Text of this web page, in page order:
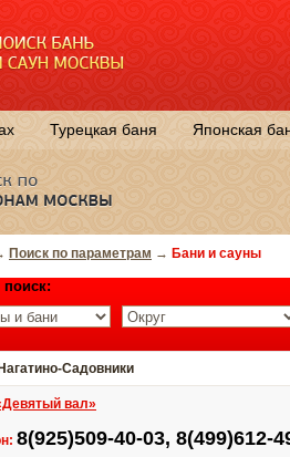
Турецкая баня Японская
Поиск по параметрам → Бани и сауны
Садовники
вал»
8(925)509-40-03, 8(499)612-